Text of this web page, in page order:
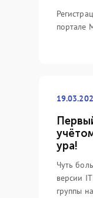
портале
ура!
Чуть
версии
группы